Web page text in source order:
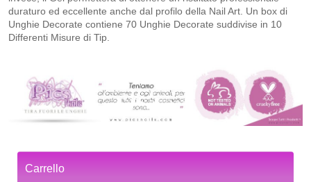
duraturo ed eccellente anche dal profilo della Nail Art. Un box di
Unghie Decorate contiene 70 Unghie Decorate suddivise in 10
Differenti Misure di Tip.
Carrello